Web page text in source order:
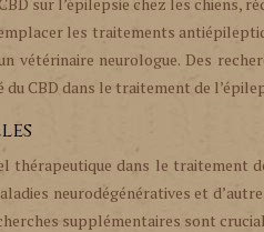
les traitements
vétérinaire neurologue. Des
CBD dans le traitement de
dans le traitement
neurodégénératives et
supplémentaires sont